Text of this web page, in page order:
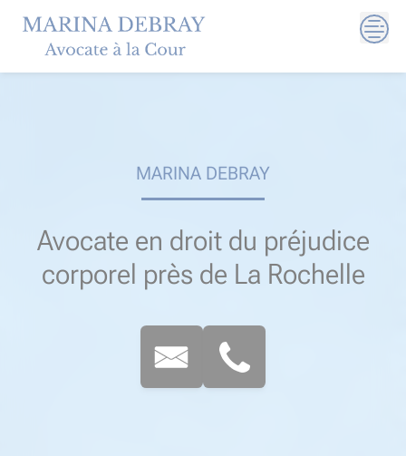
content
MARINA DEBRAY
Avocate en droit du préjudice
corporel près de La Rochelle